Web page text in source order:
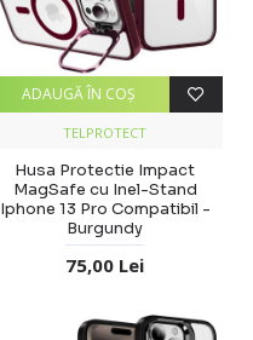
TELPROTECT
Husa Protectie Impact
MagSafe cu Inel-Stand
Iphone 13 Pro Compatibil -
Burgundy
75,00 Lei
ADAUGĂ ÎN COŞ